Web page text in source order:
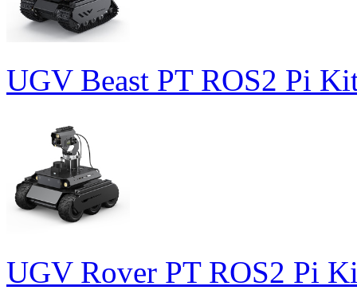
UGV Beast PT ROS2 Pi
UGV Rover PT ROS2 Pi